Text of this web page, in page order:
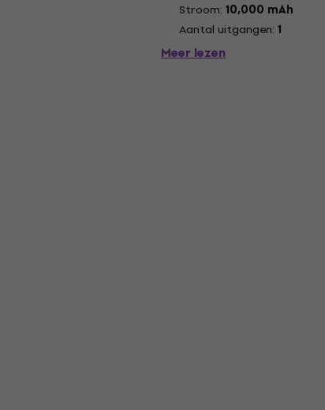
Stroom: 10,000 mAh
Aantal uitgangen: 1
Meer lezen